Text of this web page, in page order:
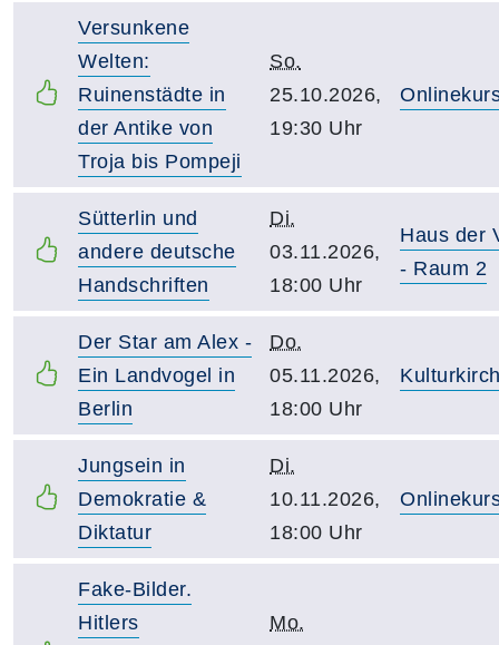
Versunkene
Welten:
Ruinenstädte in
der Antike von
Troja bis Pompeji
So.
25.10.2026,
19:30 Uhr
Sütterlin und
andere deutsche
Handschriften
Di.
03.11.2026,
18:00 Uhr
Haus der
- Raum 2
Der Star am Alex -
Ein Landvogel in
Berlin
Do.
05.11.2026,
18:00 Uhr
Jungsein in
Demokratie &
Diktatur
Di.
10.11.2026,
18:00 Uhr
Fake-Bilder.
Hitlers
Mo.